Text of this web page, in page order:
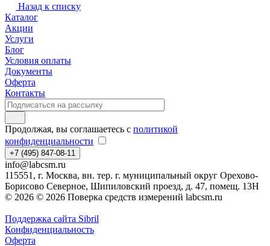
Назад к списку
Каталог
Акции
Услуги
Блог
Условия оплаты
Документы
Оферта
Контакты
Продолжая, вы соглашаетесь с политикой
конфиденциальности
+7 (495) 847-08-11
info@labcsm.ru
115551, г. Москва, вн. тер. г. муниципальный округ Орехово-
Борисово Северное, Шипиловский проезд, д. 47, помещ. 13Н
© 2026 © 2026 Поверка средств измерений labcsm.ru
Поддержка сайта Sibril
Конфиденциальность
Оферта